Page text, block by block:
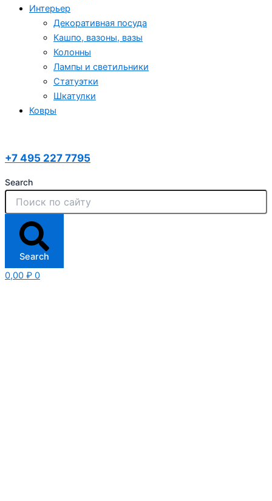
Интерьер
Декоративная посуда
Кашпо, вазоны, вазы
Колонны
Лампы и светильники
Статуэтки
Шкатулки
Ковры
+7 495 227 7795
Search
Search
0,00 ₽ 0